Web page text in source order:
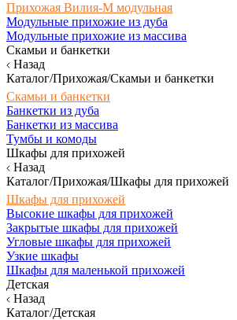
Прихожая Вилия-М модульная
Модульные прихожие из дуба
Модульные прихожие из массива
Скамьи и банкетки
Назад
Каталог/Прихожая/Скамьи и банкетки
Скамьи и банкетки
Банкетки из дуба
Банкетки из массива
Тумбы и комоды
Шкафы для прихожей
Назад
Каталог/Прихожая/Шкафы для прихожей
Шкафы для прихожей
Высокие шкафы для прихожей
Закрытые шкафы для прихожей
Угловые шкафы для прихожей
Узкие шкафы
Шкафы для маленькой прихожей
Детская
Назад
Каталог/Детская